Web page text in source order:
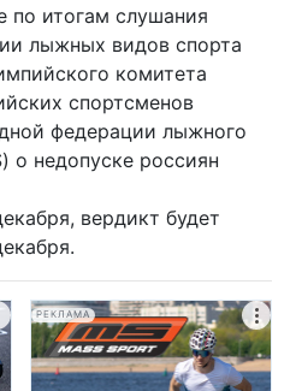
по итогам слушания
лыжных видов спорта
комитета
спортсменов
федерации лыжного
о недопуске россиян
вердикт будет
РЕКЛАМА